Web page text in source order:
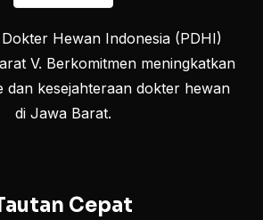
Hewan Indonesia (PDHI)
V. Berkomitmen meningkatkan
dan kesejahteraan dokter hewan
di Jawa Barat.
Cepat